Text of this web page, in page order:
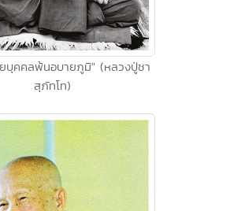
บุคคลพ้นอบายภูมิ" (หลวงปู่ชา
สุภัทโท)